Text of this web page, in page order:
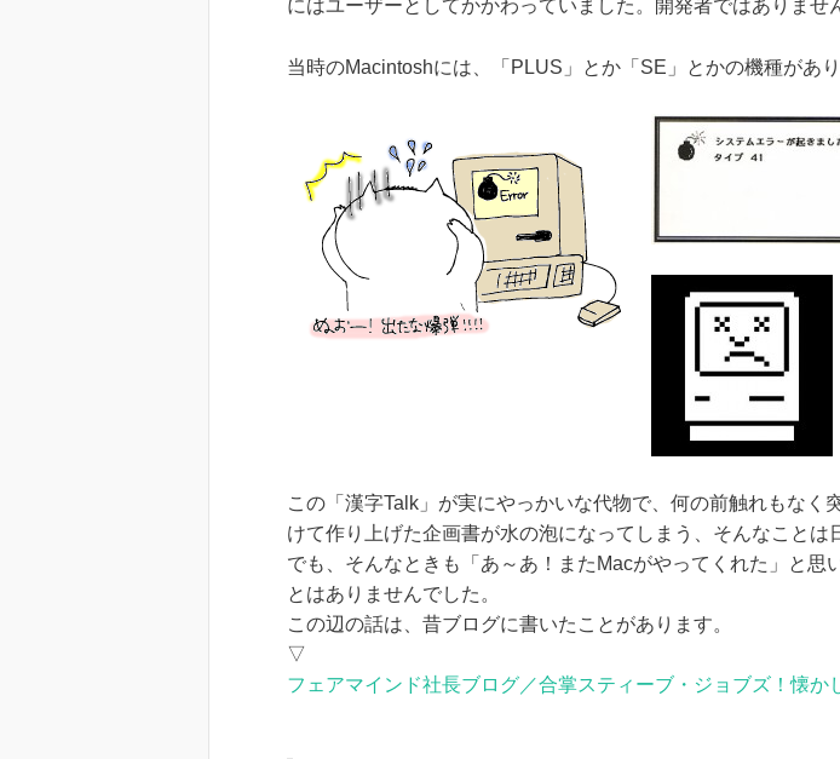
にはユーザーとしてかかわっていました。開発者ではありませ
当時のMacintoshには、「PLUS」とか「SE」とかの機種があ
この「漢字Talk」が実にやっかいな代物で、何の前触れもな
けて作り上げた企画書が水の泡になってしまう、そんなことは
でも、そんなときも「あ～あ！またMacがやってくれた」と
とはありませんでした。
この辺の話は、昔ブログに書いたことがあります。
▽
フェアマインド社長ブログ／合掌スティーブ・ジョブズ！懐か